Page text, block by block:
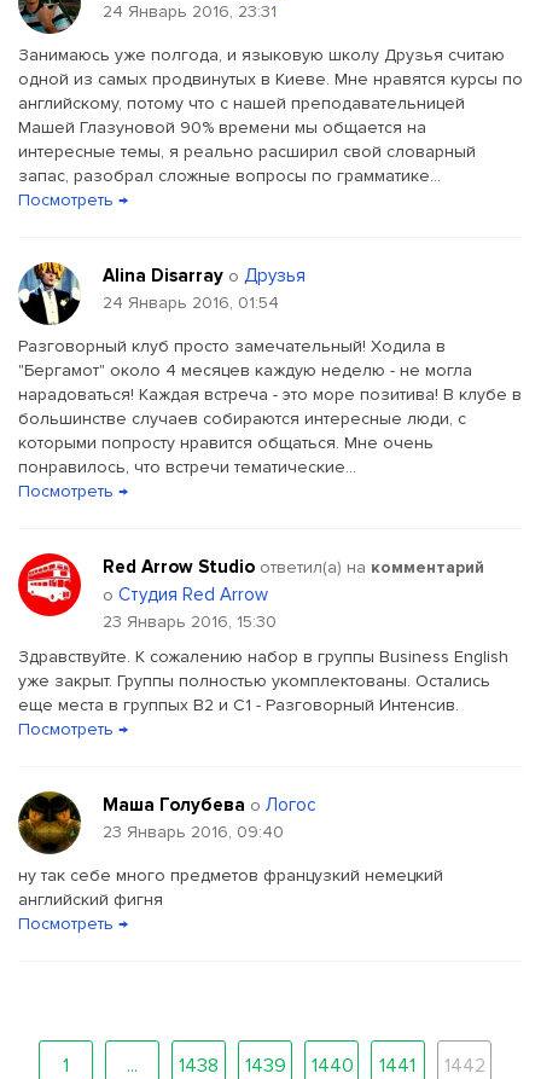
24 Январь 2016, 23:31
Занимаюсь уже полгода, и языковую школу Друзья считаю
одной из самых продвинутых в Киеве. Мне нравятся курсы по
английскому, потому что с нашей преподавательницей
Машей Глазуновой 90% времени мы общается на
интересные темы, я реально расширил свой словарный
запас, разобрал сложные вопросы по грамматике...
Посмотреть →
Alina Disarray о Друзья
24 Январь 2016, 01:54
Разговорный клуб просто замечательный! Ходила в
"Бергамот" около 4 месяцев каждую неделю - не могла
нарадоваться! Каждая встреча - это море позитива! В клубе в
большинстве случаев собираются интересные люди, с
которыми попросту нравится общаться. Мне очень
понравилось, что встречи тематические...
Посмотреть →
Red Arrow Studio ответил(a) на комментарий
о Студия Red Arrow
23 Январь 2016, 15:30
Здравствуйте. К сожалению набор в группы Business English
уже закрыт. Группы полностью укомплектованы. Остались
еще места в группых В2 и С1 - Разговорный Интенсив.
Посмотреть →
Маша Голубева о Логос
23 Январь 2016, 09:40
ну так себе много предметов французкий немецкий
английский фигня
Посмотреть →
1 ... 1438 1439 1440 1441 1442